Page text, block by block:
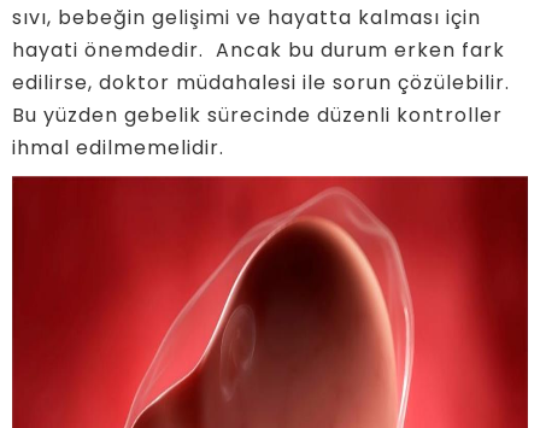
sıvı, bebeğin gelişimi ve hayatta kalması için
hayati önemdedir. Ancak bu durum erken fark
edilirse, doktor müdahalesi ile sorun çözülebilir.
Bu yüzden gebelik sürecinde düzenli kontroller
ihmal edilmemelidir.